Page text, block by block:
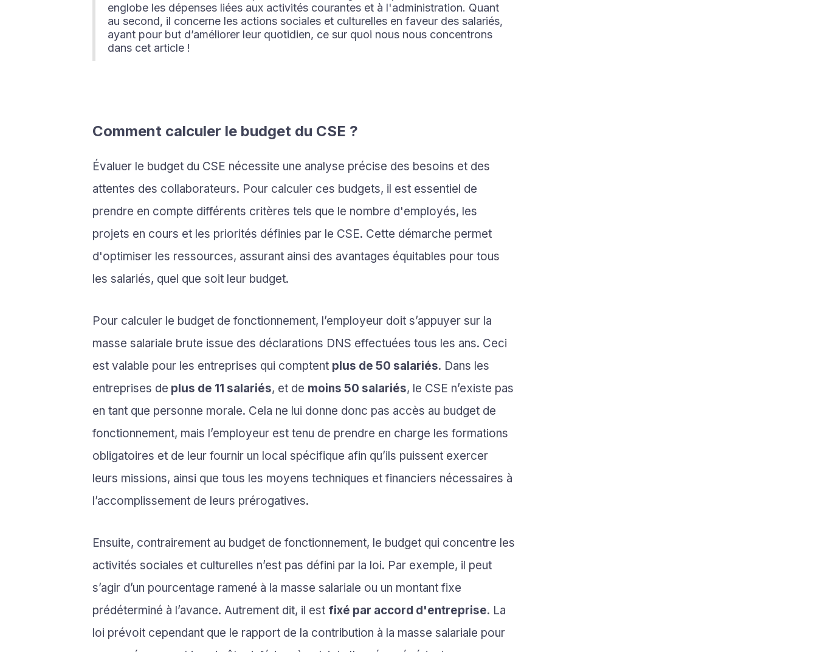
englobe les dépenses liées aux activités courantes et à l'administration. Quant
au second, il concerne les actions sociales et culturelles en faveur des salariés,
ayant pour but d’améliorer leur quotidien, ce sur quoi nous nous concentrons
dans cet article !
Comment calculer le budget du CSE ?
Évaluer le budget du CSE nécessite une analyse précise des besoins et des
attentes des collaborateurs. Pour calculer ces budgets, il est essentiel de
prendre en compte différents critères tels que le nombre d'employés, les
projets en cours et les priorités définies par le CSE. Cette démarche permet
d'optimiser les ressources, assurant ainsi des avantages équitables pour tous
les salariés, quel que soit leur budget.
Pour calculer le budget de fonctionnement, l’employeur doit s’appuyer sur la
masse salariale brute issue des déclarations DNS effectuées tous les ans. Ceci
est valable pour les entreprises qui comptent plus de 50 salariés. Dans les
entreprises de plus de 11 salariés, et de moins 50 salariés, le CSE n’existe pas
en tant que personne morale. Cela ne lui donne donc pas accès au budget de
fonctionnement, mais l’employeur est tenu de prendre en charge les formations
obligatoires et de leur fournir un local spécifique afin qu’ils puissent exercer
leurs missions, ainsi que tous les moyens techniques et financiers nécessaires à
l’accomplissement de leurs prérogatives.
Ensuite, contrairement au budget de fonctionnement, le budget qui concentre les
activités sociales et culturelles n’est pas défini par la loi. Par exemple, il peut
s’agir d’un pourcentage ramené à la masse salariale ou un montant fixe
prédéterminé à l’avance. Autrement dit, il est fixé par accord d'entreprise. La
loi prévoit cependant que le rapport de la contribution à la masse salariale pour